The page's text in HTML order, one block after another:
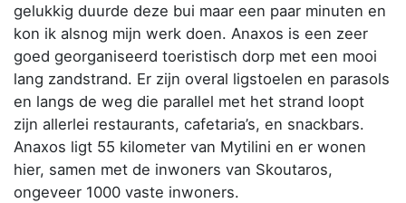
gelukkig duurde deze bui maar een paar minuten en
kon ik alsnog mijn werk doen. Anaxos is een zeer
goed georganiseerd toeristisch dorp met een mooi
lang zandstrand. Er zijn overal ligstoelen en parasols
en langs de weg die parallel met het strand loopt
zijn allerlei restaurants, cafetaria’s, en snackbars.
Anaxos ligt 55 kilometer van Mytilini en er wonen
hier, samen met de inwoners van Skoutaros,
ongeveer 1000 vaste inwoners.